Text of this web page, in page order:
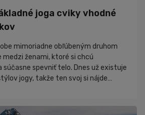
joga cviky vhodné
mimoriadne obľúbeným druhom
medzi ženami, ktoré si chcú
súčasne spevniť telo. Dnes už existuje
jogy, takže ten svoj si nájde
oblasti a dokonca aj podľa